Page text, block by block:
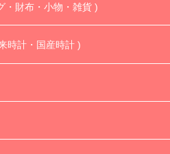
・財布・小物・雑貨 )
時計・国産時計 )